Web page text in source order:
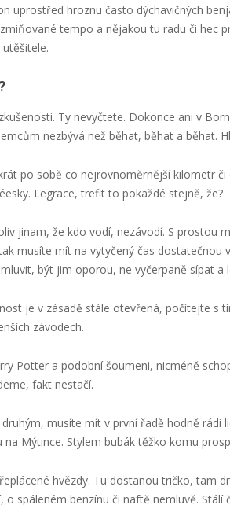
uprostřed hroznu často dýchavičných
tempo a nějakou tu radu či hec
Ty nevyčtete. Dokonce ani v
nezbývá než běhat, běhat a běhat.
po sobě co nejrovnoměrnější kilometr
Legrace, trefit to pokaždé stejně, že?
jinam, že kdo vodí, nezávodí. S prostou
musíte mít na vytyčený čas dostatečnou
být jim oporou, ne vyčerpaně sípat a
je v zásadě stále otevřená, počítejte s
závodech.
Potter a podobní šoumeni, nicméně
fakt nestačí.
musíte mít v první řadě hodně rádi
Mýtince. Stylem bubák těžko komu
hvězdy. Tu dostanou tričko, tam
o spáleném benzínu či naftě nemluvě.